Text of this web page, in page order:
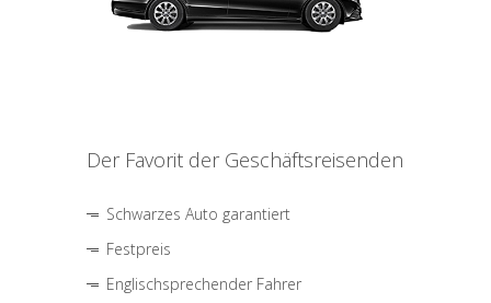
Der Favorit der Geschäftsreisenden
Schwarzes Auto garantiert
Festpreis
Englischsprechender Fahrer